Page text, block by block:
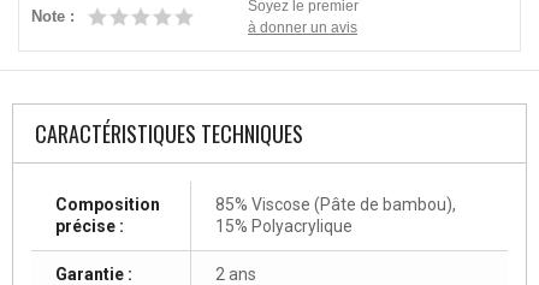
Note :
Soyez le premier
à donner un avis
CARACTÉRISTIQUES TECHNIQUES
Composition
précise :
85% Viscose (Pâte de bambou),
15% Polyacrylique
Garantie : 2 ans